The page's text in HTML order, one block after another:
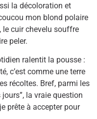
la décoloration et
mon blond polaire
le cuir chevelu souffre
peler.
ralentit la pousse :
c’est comme une terre
récoltes. Bref, parmi les
la vraie question
prête à accepter pour